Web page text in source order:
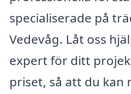
specialiserade på
Vedevåg. Låt oss
expert för ditt
priset, så att du kan